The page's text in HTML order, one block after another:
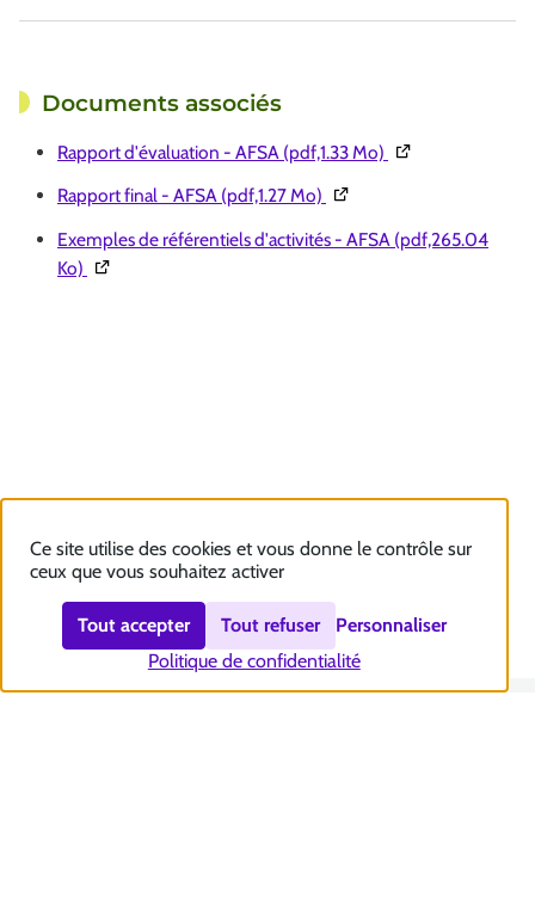
Documents associés
Rapport d'évaluation - AFSA (pdf,1.33 Mo) (Ouverture dans
Rapport final - AFSA (pdf,1.27 Mo) (Ouverture dans une
Exemples de référentiels d'activités - AFSA (pdf,265.04
Ko) (Ouverture dans une nouvelle fenêtre)
Ce site utilise des cookies et vous donne le contrôle sur
ceux que vous souhaitez activer
Tout accepter Tout refuser
Personnaliser
Politique de confidentialité